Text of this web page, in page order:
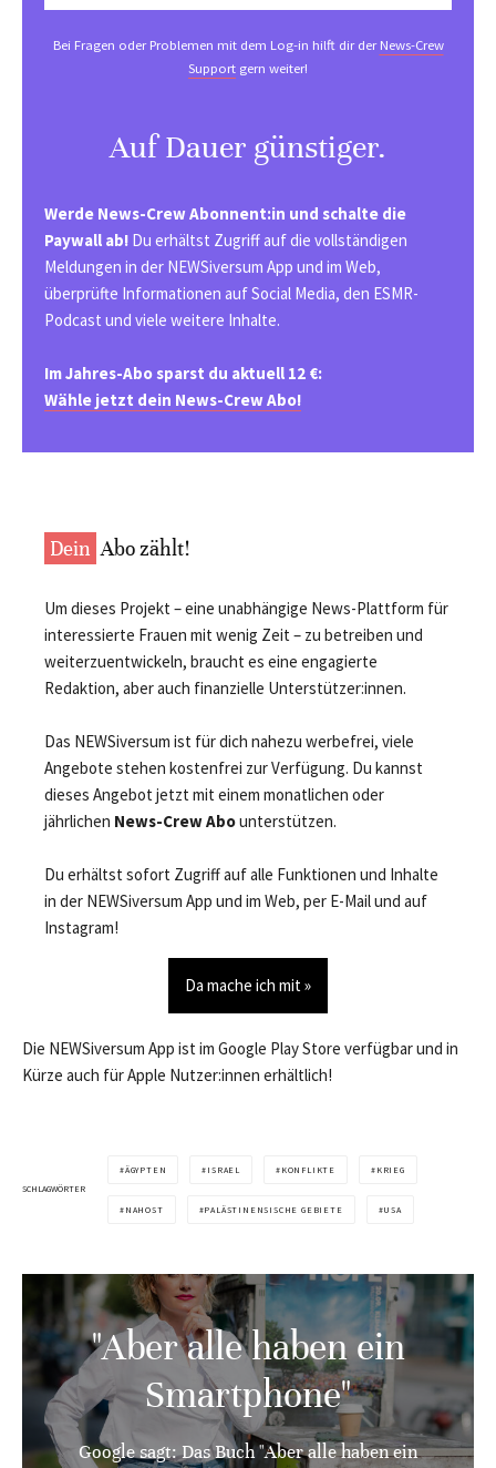
Bei Fragen oder Problemen mit dem Log-in hilft dir derNews-Crew
Support gern weiter!
Auf Dauer günstiger.
Werde News-Crew Abonnent:in und schalte die
Paywall ab! Du erhältst Zugriff auf die vollständigen
Meldungen in der NEWSiversum App und im Web,
überprüfte Informationen auf Social Media, den ESMR-
Podcast und viele weitere Inhalte.
Im Jahres-Abo sparst du aktuell 12 €:
Wähle jetzt dein News-Crew Abo!
Dein Abo zählt!
Um dieses Projekt – eine unabhängige News-Plattform für
interessierte Frauen mit wenig Zeit – zu betreiben und
weiterzuentwickeln, braucht es eine engagierte
Redaktion, aber auch finanzielle Unterstützer:innen.
Das NEWSiversum ist für dich nahezu werbefrei, viele
Angebote stehen kostenfrei zur Verfügung. Du kannst
dieses Angebot jetzt mit einem monatlichen oder
jährlichen News-Crew Abounterstützen.
Du erhältst sofort Zugriff auf alle Funktionen und Inhalte
in der NEWSiversum App und im Web, per E-Mail und auf
Instagram!
Da mache ich mit »
Die NEWSiversum App ist im Google Play Store verfügbar und in
Kürze auch für Apple Nutzer:innen erhältlich!
SCHLAGWÖRTER
ÄGYPTEN ISRAEL KONFLIKTE KRIEG
NAHOST PALÄSTINENSISCHE GEBIETE USA
"Aber alle haben ein
Smartphone"
Google sagt: Das Buch "Aber alle haben ein